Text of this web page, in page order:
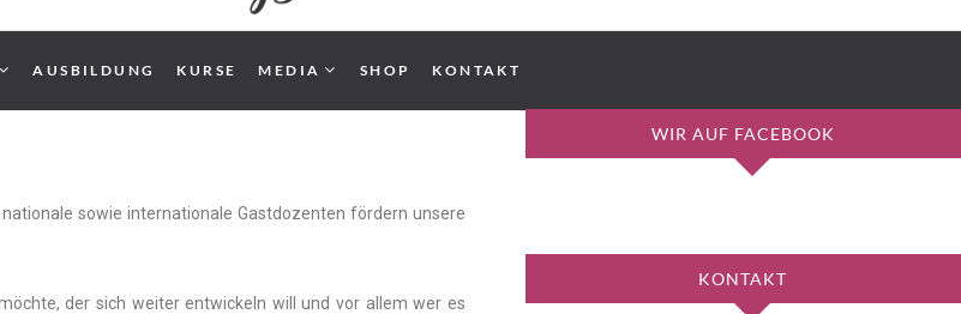
Michaela Majsai
IN DEINER TANZSCHULE!
AUSBILDUNG KURSE MEDIA SHOP KONTAKT
sowie internationale Gastdozenten fördern unsere
der sich weiter entwickeln will und vor allem wer es
WIR AUF FACEBOOK
KONTAKT